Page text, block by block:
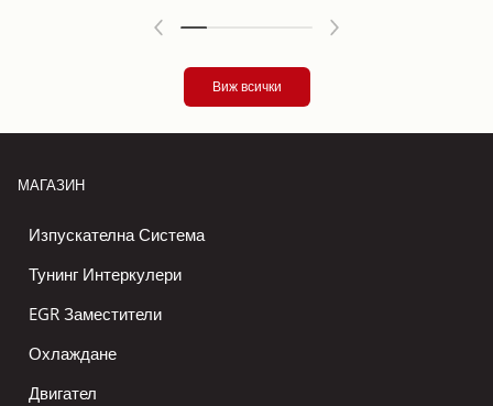
Виж всички
МАГАЗИН
Изпускателна Система
Тунинг Интеркулери
EGR Заместители
Охлаждане
Двигател